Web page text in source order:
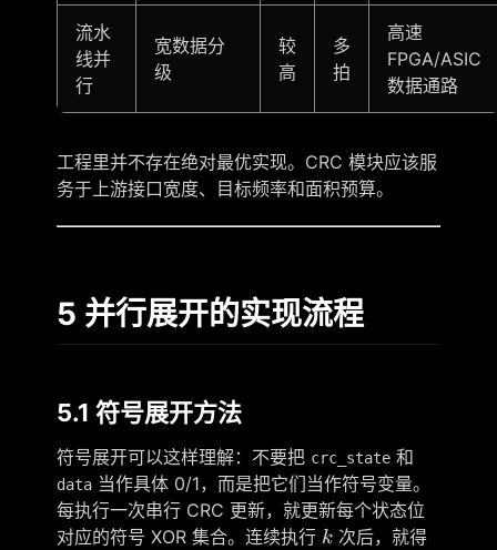
流水
线并
行
宽数据分
级
较
高
多
拍
高速
FPGA/ASIC
数据通路
工程里并不存在绝对最优实现。CRC 模块应该服
务于上游接口宽度、目标频率和面积预算。
5 并行展开的实现流程
5.1 符号展开方法
符号展开可以这样理解：不要把 crc_state和
data当作具体 0/1，而是把它们当作符号变量。
每执行一次串行 CRC 更新，就更新每个状态位
对应的符号 XOR 集合。连续执行 k
k 次后，就得